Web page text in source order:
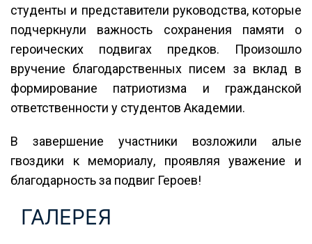
студенты и представители руководства, которые
подчеркнули важность сохранения памяти о
героических подвигах предков. Произошло
вручение благодарственных писем за вклад в
формирование патриотизма и гражданской
ответственности у студентов Академии.
В завершение участники возложили алые
гвоздики к мемориалу, проявляя уважение и
благодарность за подвиг Героев!
ГАЛЕРЕЯ